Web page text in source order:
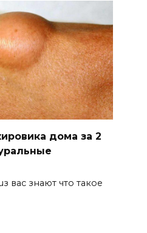
дома за 2
вас знают что такоe